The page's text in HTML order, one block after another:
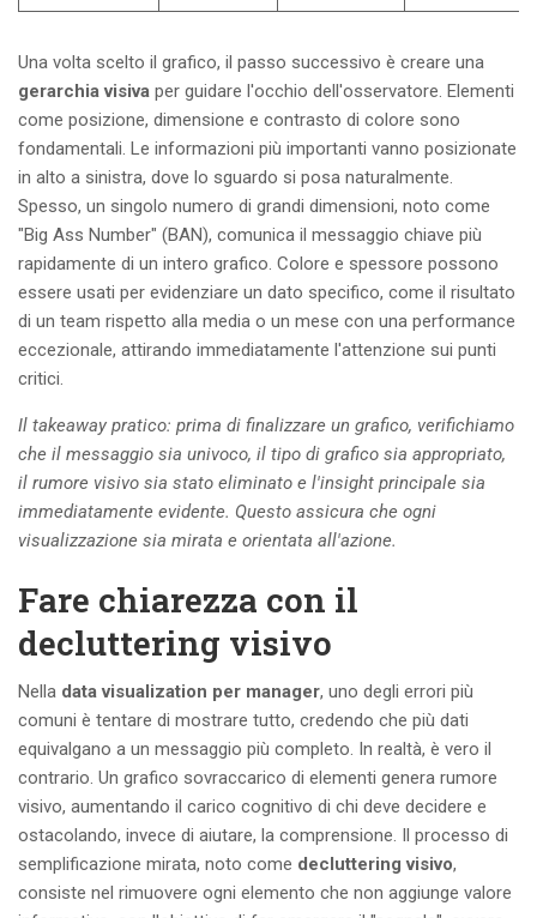
Una volta scelto il grafico, il passo successivo è creare una
gerarchia visiva per guidare l'occhio dell'osservatore. Elementi
come posizione, dimensione e contrasto di colore sono
fondamentali. Le informazioni più importanti vanno posizionate
in alto a sinistra, dove lo sguardo si posa naturalmente.
Spesso, un singolo numero di grandi dimensioni, noto come
"Big Ass Number" (BAN), comunica il messaggio chiave più
rapidamente di un intero grafico. Colore e spessore possono
essere usati per evidenziare un dato specifico, come il risultato
di un team rispetto alla media o un mese con una performance
eccezionale, attirando immediatamente l'attenzione sui punti
critici.
Il takeaway pratico: prima di finalizzare un grafico, verifichiamo
che il messaggio sia univoco, il tipo di grafico sia appropriato,
il rumore visivo sia stato eliminato e l'insight principale sia
immediatamente evidente. Questo assicura che ogni
visualizzazione sia mirata e orientata all'azione.
Fare chiarezza con il
decluttering visivo
Nella data visualization per manager, uno degli errori più
comuni è tentare di mostrare tutto, credendo che più dati
equivalgano a un messaggio più completo. In realtà, è vero il
contrario. Un grafico sovraccarico di elementi genera rumore
visivo, aumentando il carico cognitivo di chi deve decidere e
ostacolando, invece di aiutare, la comprensione. Il processo di
semplificazione mirata, noto come decluttering visivo,
consiste nel rimuovere ogni elemento che non aggiunge valore